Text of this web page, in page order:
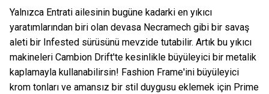
Yalnızca Entrati ailesinin bugüne kadarki en yıkıcı
yaratımlarından biri olan devasa Necramech gibi bir savaş
aleti bir Infested sürüsünü mevzide tutabilir. Artık bu yıkıcı
makineleri Cambion Drift'te kesinlikle büyüleyici bir metalik
kaplamayla kullanabilirsin! Fashion Frame'ini büyüleyici
krom tonları ve amansız bir stil duygusu eklemek için Prime